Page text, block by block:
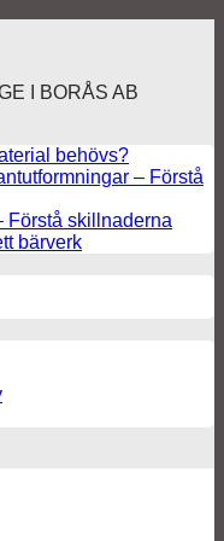
I BORÅS AB
behövs?
– Förstå
Förstå skillnaderna
bärverk